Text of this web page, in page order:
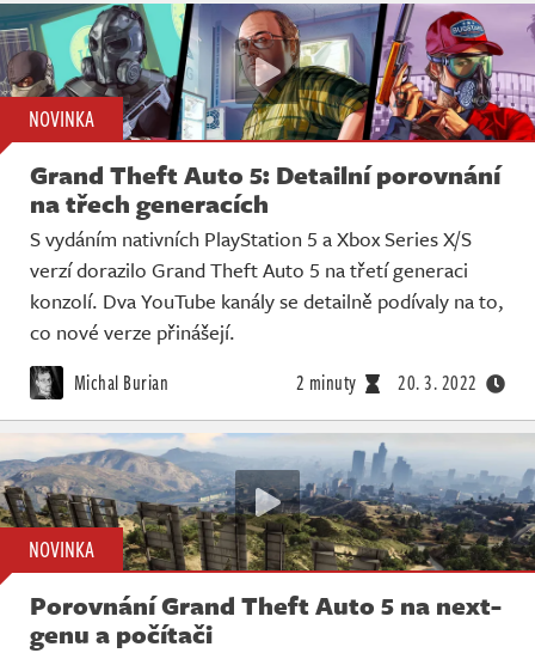
NOVINKA
Grand Theft Auto 5: Detailní porovnání
na třech generacích
S vydáním nativních PlayStation 5 a Xbox Series X/S
verzí dorazilo Grand Theft Auto 5 na třetí generaci
konzolí. Dva YouTube kanály se detailně podívaly na to,
co nové verze přinášejí.
Michal Burian 2 minuty 20. 3. 2022
NOVINKA
Porovnání Grand Theft Auto 5 na next-
genu a počítači